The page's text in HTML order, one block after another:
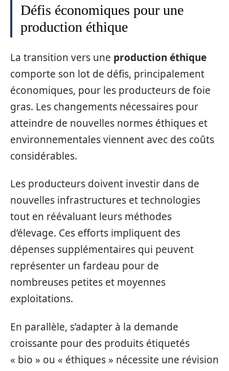
Défis économiques pour une
production éthique
La transition vers une production éthique
comporte son lot de défis, principalement
économiques, pour les producteurs de foie
gras. Les changements nécessaires pour
atteindre de nouvelles normes éthiques et
environnementales viennent avec des coûts
considérables.
Les producteurs doivent investir dans de
nouvelles infrastructures et technologies
tout en réévaluant leurs méthodes
d’élevage. Ces efforts impliquent des
dépenses supplémentaires qui peuvent
représenter un fardeau pour de
nombreuses petites et moyennes
exploitations.
En parallèle, s’adapter à la demande
croissante pour des produits étiquetés
« bio » ou « éthiques » nécessite une révision